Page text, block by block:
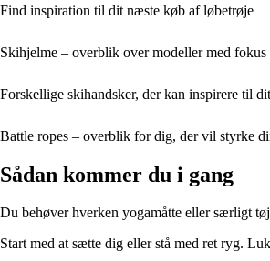
Find inspiration til dit næste køb af løbetrøje
Skihjelme – overblik over modeller med fokus
Forskellige skihandsker, der kan inspirere til
Battle ropes – overblik for dig, der vil styrke
Sådan kommer du i gang
Du behøver hverken yogamåtte eller særligt
Start med at sætte dig eller stå med ret ryg.